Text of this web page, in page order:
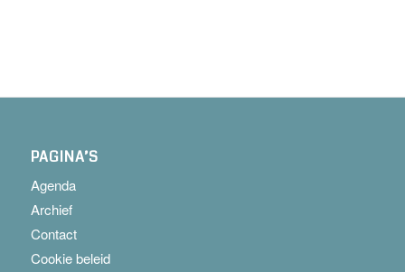
PAGINA’S
Agenda
Archief
Contact
Cookie beleid